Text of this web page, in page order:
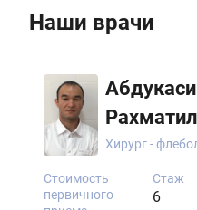
Наши врачи
Хирург -
Стаж
6
Стоимость
первичного